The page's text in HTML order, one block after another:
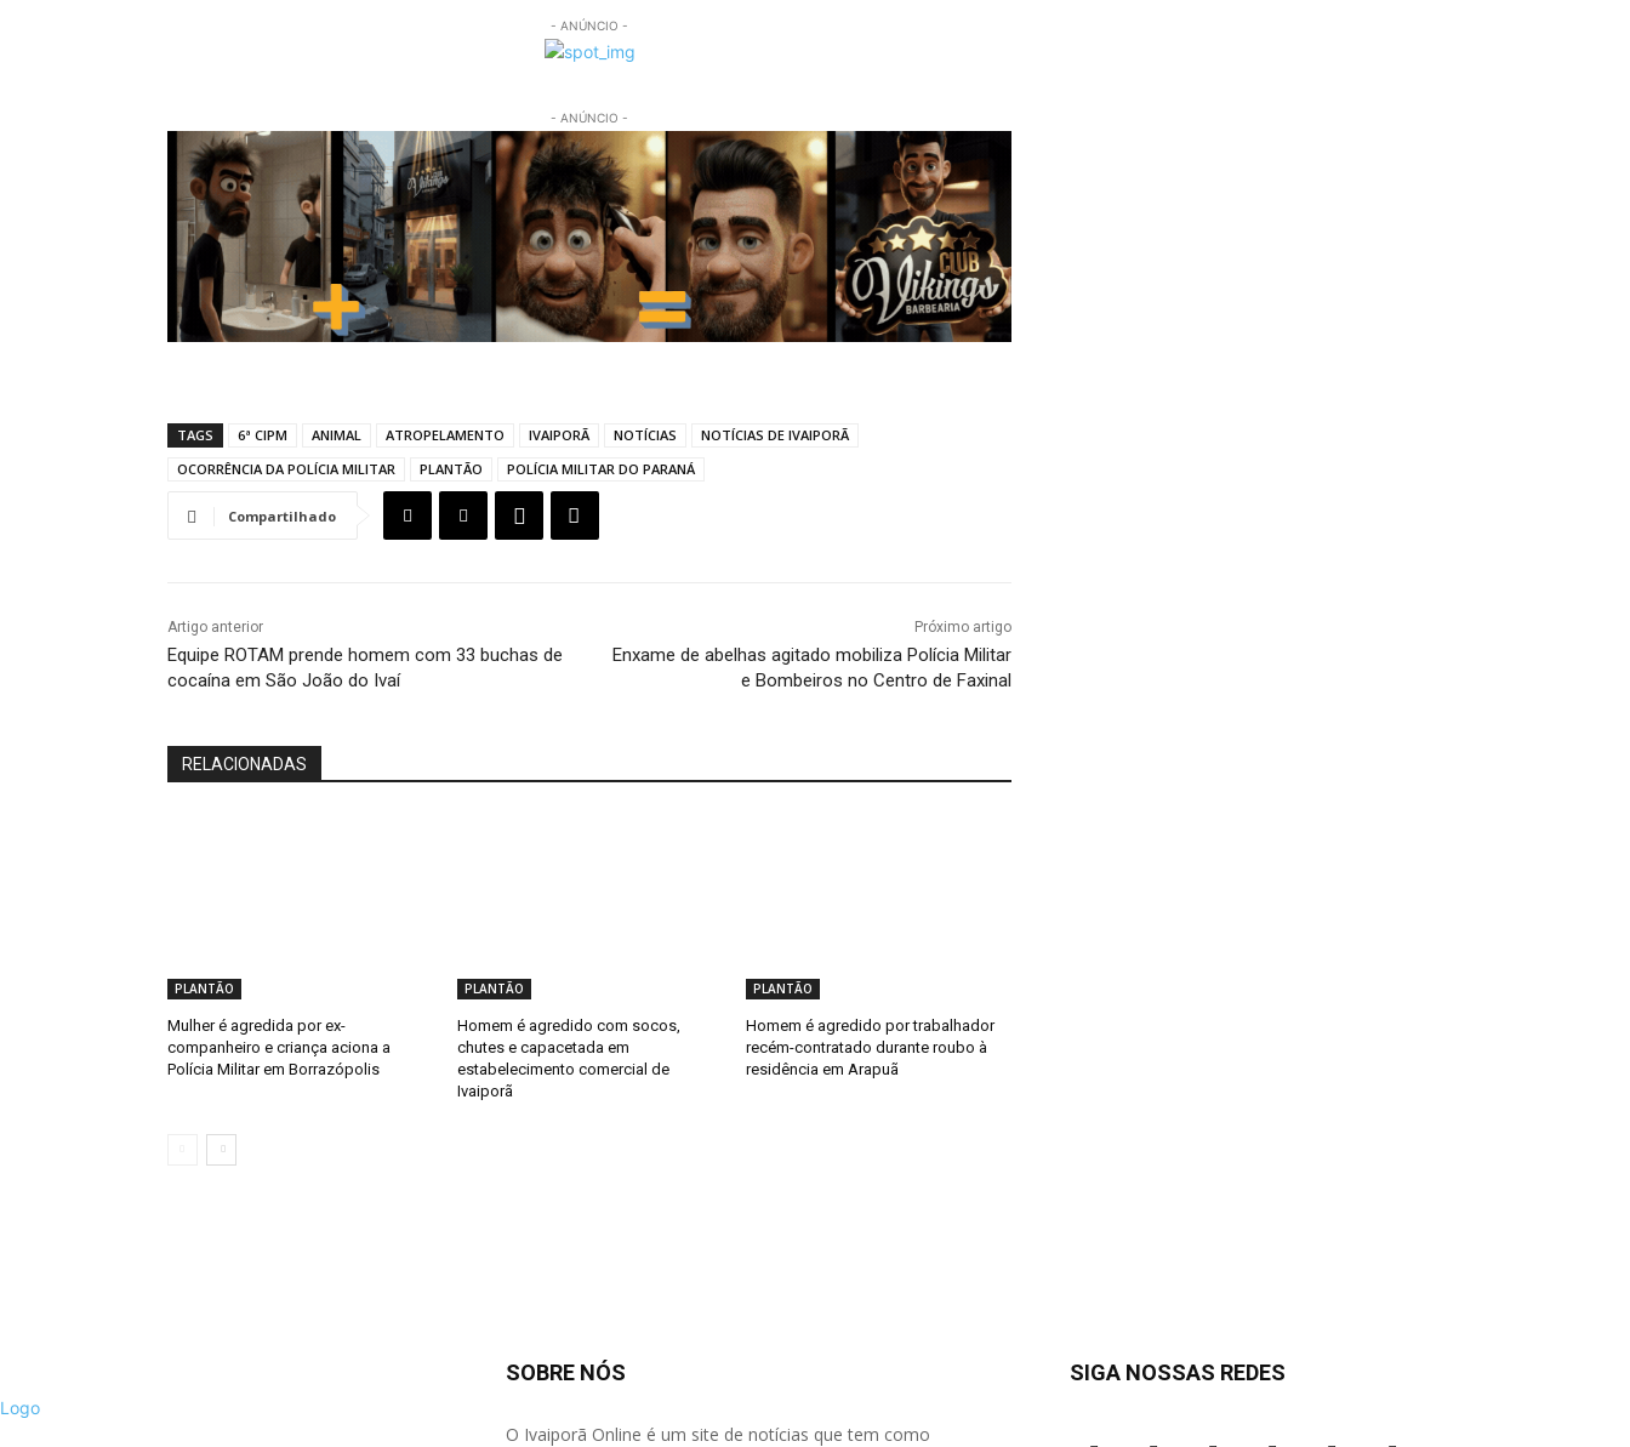
- ANÚNCIO -
- ANÚNCIO -
TAGS 6ª CIPM ANIMAL ATROPELAMENTO IVAIPORÃ NOTÍCIAS
NOTÍCIAS DE IVAIPORÃ
OCORRÊNCIA DA POLÍCIA MILITAR
PLANTÃO POLÍCIA MILITAR DO PARANÁ
Compartilhado
Artigo anterior
Equipe ROTAM prende homem com 33 buchas de
cocaína em São João do Ivaí
Próximo artigo
Enxame de abelhas agitado mobiliza Polícia Militar
e Bombeiros no Centro de Faxinal
RELACIONADAS
PLANTÃO
Mulher é agredida por ex-
companheiro e criança aciona a
Polícia Militar em Borrazópolis
PLANTÃO
Homem é agredido com socos,
chutes e capacetada em
estabelecimento comercial de
Ivaiporã
PLANTÃO
Homem é agredido por trabalhador
recém-contratado durante roubo à
residência em Arapuã
SOBRE NÓS
O Ivaiporã Online é um site de notícias que tem como
SIGA NOSSAS REDES